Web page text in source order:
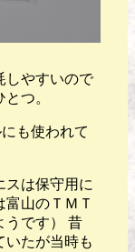
しやすいので
つ。
も使われて
スは保守用に
富山のＴＭＴ
うです） 昔
いたが当時も